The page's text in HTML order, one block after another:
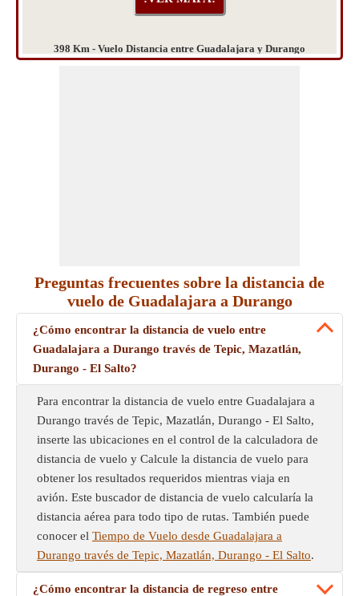
398 Km - Vuelo Distancia entre Guadalajara y Durango
Preguntas frecuentes sobre la distancia de
vuelo de Guadalajara a Durango
¿Cómo encontrar la distancia de vuelo entre
Guadalajara a Durango través de Tepic, Mazatlán,
Durango - El Salto?
Para encontrar la distancia de vuelo entre Guadalajara a
Durango través de Tepic, Mazatlán, Durango - El Salto,
inserte las ubicaciones en el control de la calculadora de
distancia de vuelo y Calcule la distancia de vuelo para
obtener los resultados requeridos mientras viaja en
avión. Este buscador de distancia de vuelo calcularía la
distancia aérea para todo tipo de rutas. También puede
conocer el Tiempo de Vuelo desde Guadalajara a
Durango través de Tepic, Mazatlán, Durango - El Salto.
¿Cómo encontrar la distancia de regreso entre